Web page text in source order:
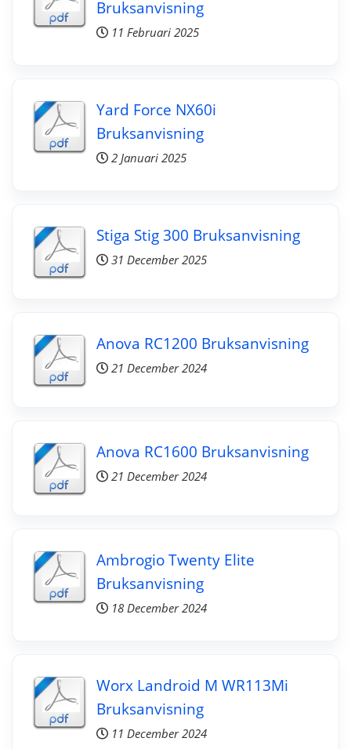
Bruksanvisning
11 Februari 2025
Yard Force NX60i
Bruksanvisning
2 Januari 2025
Stiga Stig 300 Bruksanvisning
31 December 2025
Anova RC1200 Bruksanvisning
21 December 2024
Anova RC1600 Bruksanvisning
21 December 2024
Ambrogio Twenty Elite
Bruksanvisning
18 December 2024
Worx Landroid M WR113Mi
Bruksanvisning
11 December 2024